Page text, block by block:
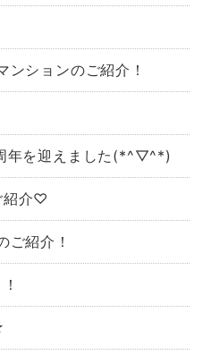
ションのご紹介！
年を迎えました(*^▽^*)
紹介♡
紹介！